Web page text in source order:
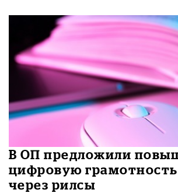
В ОП предложили
цифровую
через рилсы